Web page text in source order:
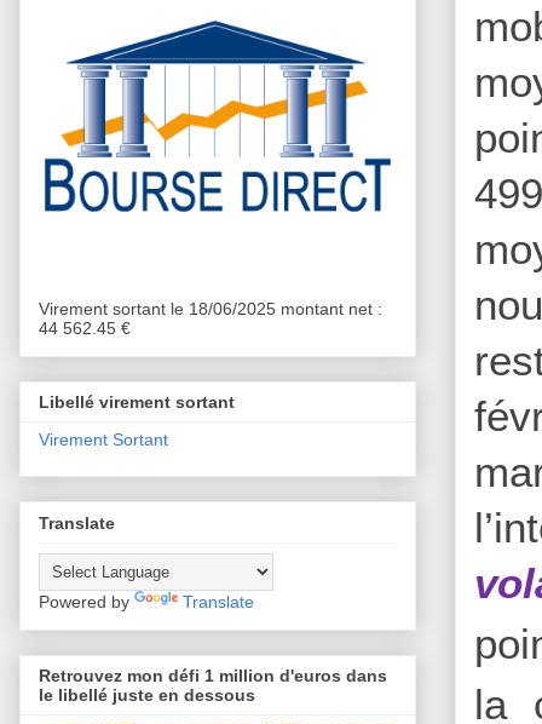
la
Virement sortant le 18/06/2025 montant net :
44 562.45 €
Libellé virement sortant
Virement Sortant
Translate
Powered by Translate
Retrouvez mon défi 1 million d'euros dans
le libellé juste en dessous